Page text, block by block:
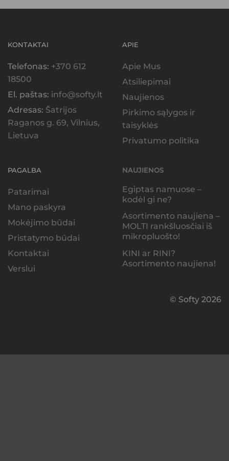
KONTAKTAI
Telefonas: +370 612
18500
El. paštas: info@softy.lt
Adresas: Šatrijos
Raganos g. 69, Vilnius,
Lietuva
APIE
Apie Mus
Atsiliepimai
Naujienos
Pirkimo sąlygos ir
taisyklės
Privatumo politika
PAGALBA
Patarimai
Mano paskyra
Mokėjimo būdai
Pristatymo būdai
Kontaktai
Verslui
NAUJIENOS
Egiptas namuose –
kodėl gi ne?
Asortimento naujiena –
MOLTI rankšluosčiai iš
mikropluošto!
KINI ar RINI?
Asortimento naujiena!
© Softy 2026